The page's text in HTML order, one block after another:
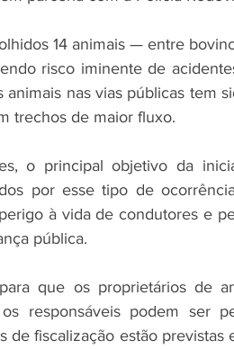
14 animais — entre
risco iminente de
nas vias públicas tem
trechos de maior fluxo.
o principal objetivo da
por esse tipo de
à vida de condutores e
pública.
que os proprietários de
responsáveis podem ser
de fiscalização estão previstas